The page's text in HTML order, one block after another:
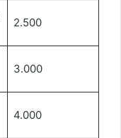
2.500
3.000
4.000